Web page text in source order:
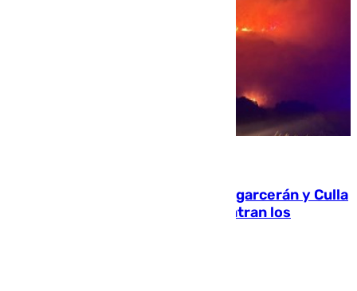
Incendios de Castellón: Sierra Engarcerán y Culla
evolucionan positivamente y centran los